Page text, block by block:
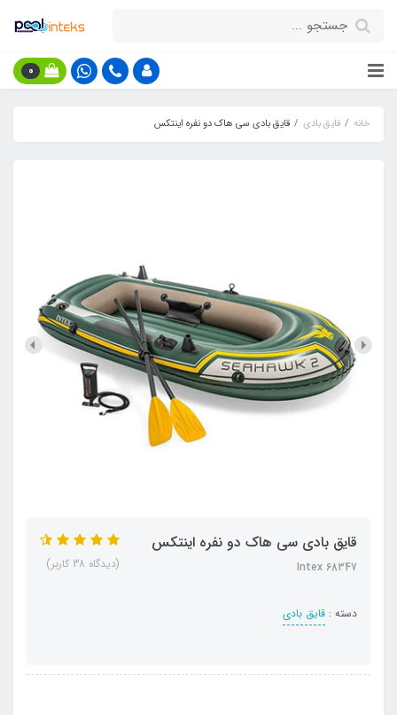
0
خانه قایق بادی قایق بادی سی هاک دو نفره اینتکس
قایق بادی سی هاک دو نفره اینتکس
Intex 68347
دسته : قایق بادی
(دیدگاه 38 کاربر)